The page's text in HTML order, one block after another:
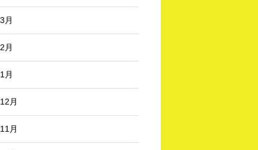
月
月
月
月
月